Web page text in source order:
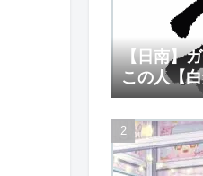
【日南】
この人【白